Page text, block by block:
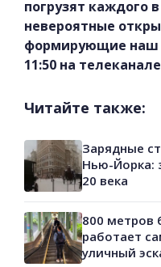
погрузят каждого
невероятные
формирующие наш
11:50 на
Читайте также:
Зарядные
Нью-Йорка:
20 века
800 метров
работает
уличный